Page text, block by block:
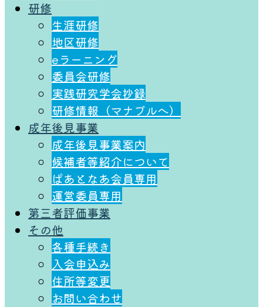
研修
生涯研修
地区研修
eラーニング
委員会研修
実践研究学会抄録
研修情報（マナブルへ）
成年後⾒事業
成年後⾒事業案内
候補者等紹介について
ぱあとなあ会員専用
運営委員専用
第三者評価事業
その他
各種⼿続き
⼊会申込み
住所等変更
お問い合わせ